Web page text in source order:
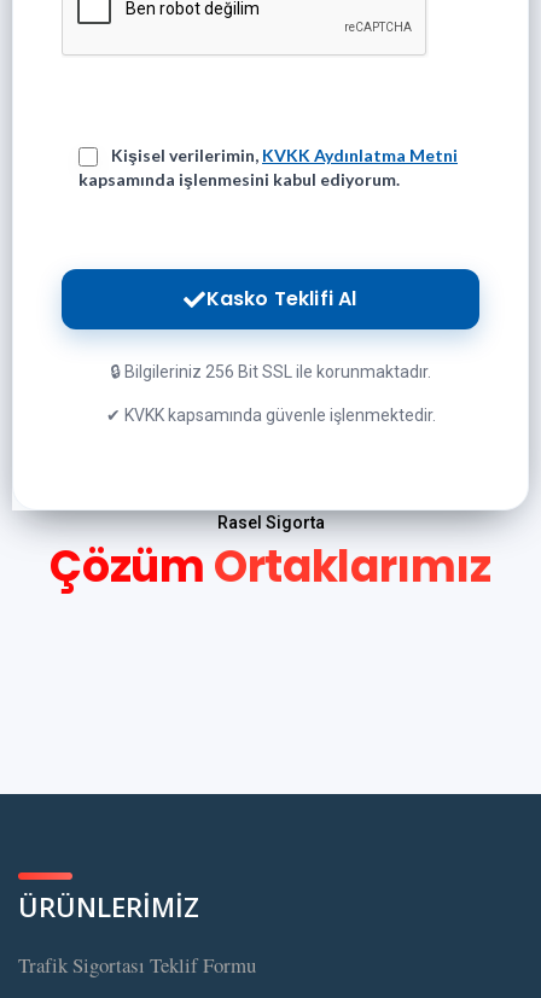
Kişisel verilerimin, KVKK Aydınlatma Metni
kapsamında işlenmesini kabul ediyorum.
Kasko Teklifi Al
🔒 Bilgileriniz 256 Bit SSL ile korunmaktadır.
✔ KVKK kapsamında güvenle işlenmektedir.
Rasel Sigorta
ÇözümOrtaklarımız
ÜRÜNLERİMİZ
Trafik Sigortası Teklif Formu